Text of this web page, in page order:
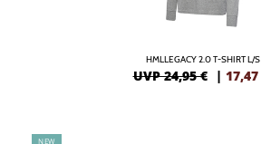
HMLLEGACY 2.0 T-SHIRT L/S
UVP 24,95 € | 17,47
NEW